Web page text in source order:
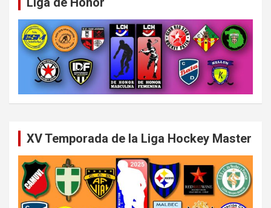
XV Temporada de la Liga Hockey Master